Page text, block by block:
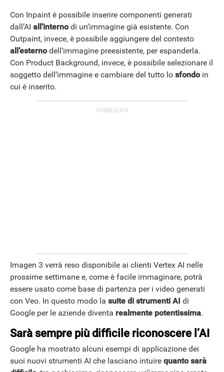
Con Inpaint è possibile inserire componenti generati
dall’AI all’internodi un’immagine già esistente. Con
Outpaint, invece, è possibile aggiungere del contesto
all’esternodell’immagine preesistente, per espanderla.
Con Product Background, invece, è possibile selezionare il
soggetto dell’immagine e cambiare del tutto lo sfondoin
cui è inserito.
Imagen 3 verrà reso disponibile ai clienti Vertex AI nelle
prossime settimane e, come è facile immaginare, potrà
essere usato come base di partenza per i video generati
con Veo. In questo modo la suite di strumenti AI di
Google per le aziende diventa realmente potentissima.
Sarà sempre più difficile riconoscere l’AI
Google ha mostrato alcuni esempi di applicazione dei
suoi nuovi strumenti AI che lasciano intuire quanto sarà